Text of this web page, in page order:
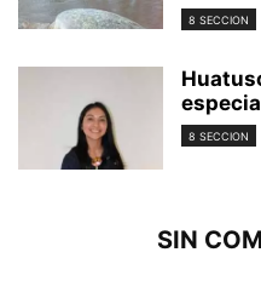
8 SECCION
8 SECCION
SIN